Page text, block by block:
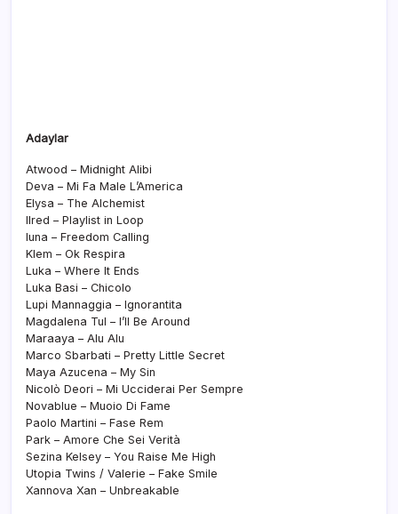
Adaylar
Atwood – Midnight Alibi
Deva – Mi Fa Male L’America
Elysa – The Alchemist
IIred – Playlist in Loop
Iuna – Freedom Calling
Klem – Ok Respira
Luka – Where It Ends
Luka Basi – Chicolo
Lupi Mannaggia – Ignorantita
Magdalena Tul – I’ll Be Around
Maraaya – Alu Alu
Marco Sbarbati – Pretty Little Secret
Maya Azucena – My Sin
Nicolò Deori – Mi Ucciderai Per Sempre
Novablue – Muoio Di Fame
Paolo Martini – Fase Rem
Park – Amore Che Sei Verità
Sezina Kelsey – You Raise Me High
Utopia Twins / Valerie – Fake Smile
Xannova Xan – Unbreakable